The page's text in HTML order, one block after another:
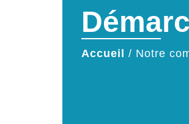
Accueil / Notre